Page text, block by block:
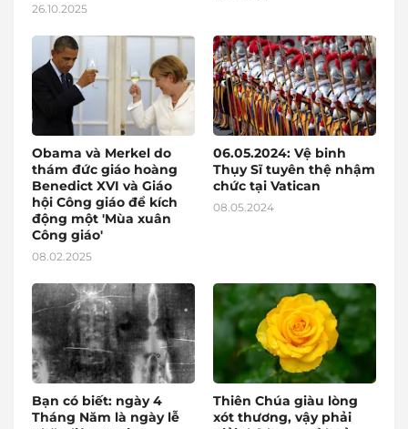
26.10.2025
Obama và Merkel do
thám đức giáo hoàng
Benedict XVI và Giáo
hội Công giáo để kích
động một 'Mùa xuân
Công giáo'
08.02.2025
06.05.2024: Vệ binh
Thụy Sĩ tuyên thệ nhậm
chức tại Vatican
08.05.2024
Bạn có biết: ngày 4
Tháng Năm là ngày lễ
Thiên Chúa giàu lòng
xót thương, vậy phải